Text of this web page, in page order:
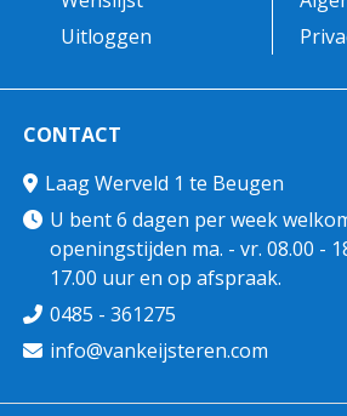
Uitloggen
CONTACT
Laag Werveld 1 te Beugen
U bent 6 dagen per week
openingstijden ma. - vr. 08.00 -
17.00 uur en op afspraak.
0485 - 361275
info@vankeijsteren.com